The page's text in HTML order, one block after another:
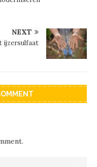
NEXT
ijzersulfaat